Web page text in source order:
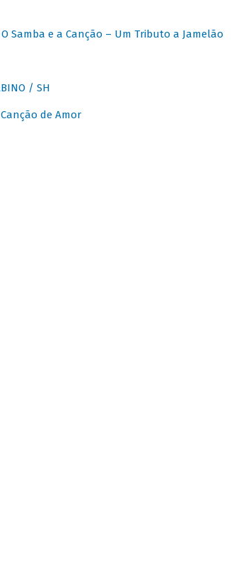
O Samba e a Canção – Um Tributo a Jamelão
/ SH
Canção de Amor